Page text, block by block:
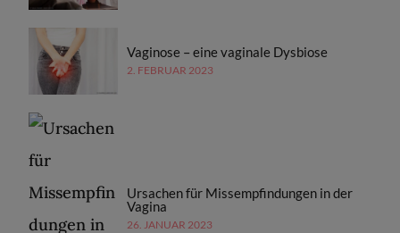
Vaginose – eine vaginale Dysbiose
2. FEBRUAR 2023
Ursachen für Missempfindungen in der
Vagina
26. JANUAR 2023